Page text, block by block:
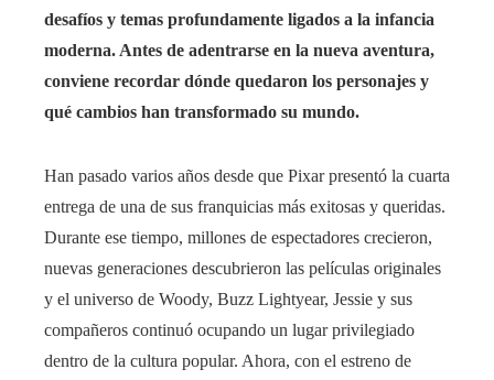
desafíos y temas profundamente ligados a la infancia
moderna. Antes de adentrarse en la nueva aventura,
conviene recordar dónde quedaron los personajes y
qué cambios han transformado su mundo.
Han pasado varios años desde que Pixar presentó la cuarta
entrega de una de sus franquicias más exitosas y queridas.
Durante ese tiempo, millones de espectadores crecieron,
nuevas generaciones descubrieron las películas originales
y el universo de Woody, Buzz Lightyear, Jessie y sus
compañeros continuó ocupando un lugar privilegiado
dentro de la cultura popular. Ahora, con el estreno de